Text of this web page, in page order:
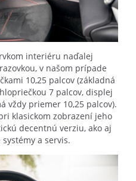
interiéru naďalej
v našom prípade
10,25 palcov (základná
7 palcov, displej
vždy priemer 10,25 palcov).
klasickom zobrazení jeho
decentnú verziu, ako aj
a servis.